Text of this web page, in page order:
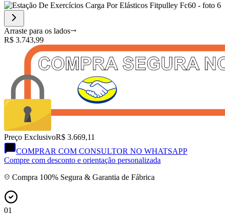
Arraste para os lados
R$ 3.743,99
Preço ExclusivoR$ 3.669,11
COMPRAR COM CONSULTOR NO WHATSAPP
Compre com desconto e orientação personalizada
Compra 100% Segura & Garantia de Fábrica
01